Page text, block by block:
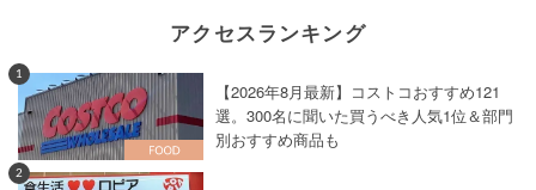
アクセスランキング
1
【2026年8月最新】コストコおすすめ121
選。300名に聞いた買うべき人気1位＆部門
別おすすめ商品も
2